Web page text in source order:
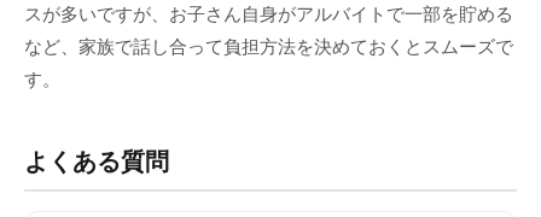
スが多いですが、お子さん自身がアルバイトで一部を貯める
など、家族で話し合って負担方法を決めておくとスムーズで
す。
よくある質問